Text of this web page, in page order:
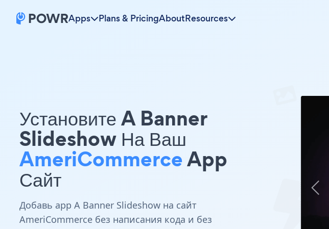
Apps Plans & PricingAboutResources
Установите A Banner
Slideshow На Ваш
AmeriCommerceApp
Сайт
Добавь app A Banner Slideshow на сайт
AmeriCommerce без написания кода и без